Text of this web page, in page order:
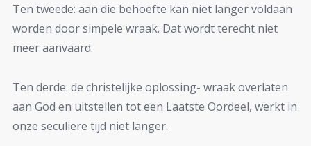
Ten tweede: aan die behoefte kan niet langer voldaan
worden door simpele wraak. Dat wordt terecht niet
meer aanvaard.
Ten derde: de christelijke oplossing- wraak overlaten
aan God en uitstellen tot een Laatste Oordeel, werkt in
onze seculiere tijd niet langer.